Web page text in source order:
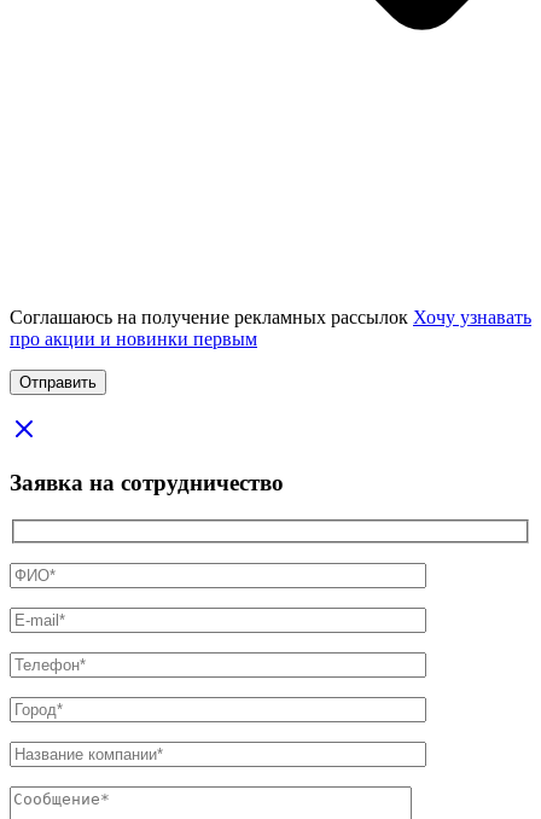
Соглашаюсь на получение рекламных рассылок Хочу узнавать
про акции и новинки первым
Заявка на сотрудничество